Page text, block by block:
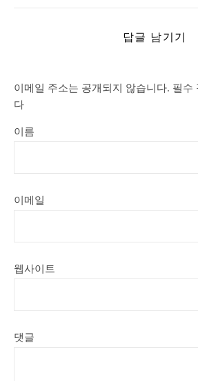
답글 남기기
이메일 주소는 공개되지 않습니다. 필수
다
이름
이메일
웹사이트
댓글